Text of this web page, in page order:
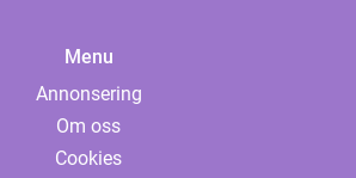
Menu
Annonsering
Om oss
Cookies